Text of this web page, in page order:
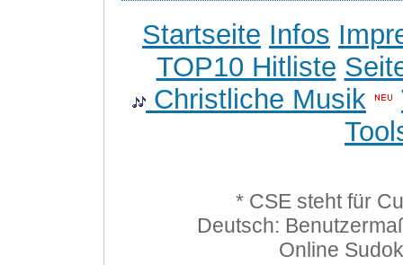
Startseite Infos
TOP10 Hitliste
Christliche Musik
* CSE steht für
Deutsch:
Online